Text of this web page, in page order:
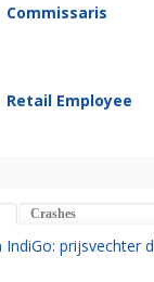
Commissaris
Retail Employee
Crashes
prijsvechter